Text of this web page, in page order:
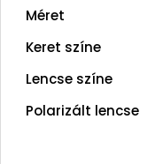
Méret
Keret színe
Lencse színe
Polarizált lencse